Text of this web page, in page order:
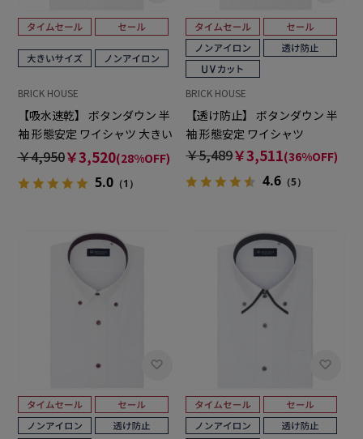
BRICK HOUSE
【吸水速乾】 ボタンダウン 半
袖 形態安定 ワイシャツ 大きい
サイズ
￥4,950￥3,520(28%OFF)
5.0（1）
BRICK HOUSE
【透け防止】 ボタンダウン 半
袖 形態安定 ワイシャツ
￥5,489￥3,511(36%OFF)
4.6 （5）